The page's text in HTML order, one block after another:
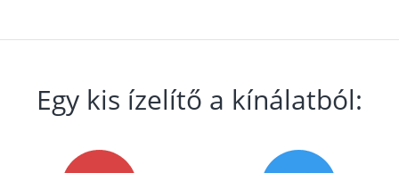
Egy kis ízelítő a kínálatból: